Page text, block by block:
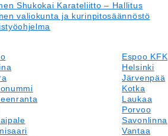
Shukokai Karateliitto – Hallitus
valiokunta ja kurinpitosäännöstö
Espoo KFK
Helsinki
Järvenpää
Kotka
Laukaa
Porvoo
Savonlinna
Vantaa